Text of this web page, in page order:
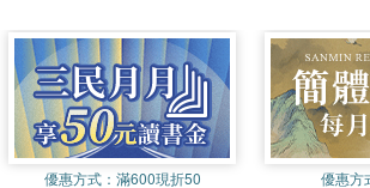
優惠方式： 滿600現折50 優惠方